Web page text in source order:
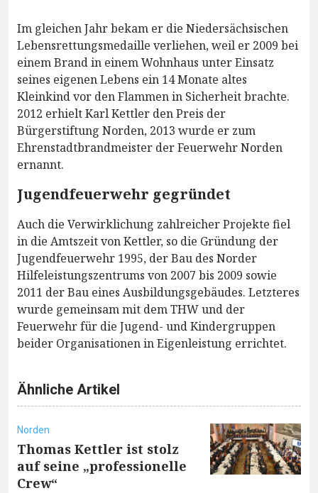
Im gleichen Jahr bekam er die Niedersächsischen
Lebensrettungsmedaille verliehen, weil er 2009 bei
einem Brand in einem Wohnhaus unter Einsatz
seines eigenen Lebens ein 14 Monate altes
Kleinkind vor den Flammen in Sicherheit brachte.
2012 erhielt Karl Kettler den Preis der
Bürgerstiftung Norden, 2013 wurde er zum
Ehrenstadtbrandmeister der Feuerwehr Norden
ernannt.
Jugendfeuerwehr gegründet
Auch die Verwirklichung zahlreicher Projekte fiel
in die Amtszeit von Kettler, so die Gründung der
Jugendfeuerwehr 1995, der Bau des Norder
Hilfeleistungszentrums von 2007 bis 2009 sowie
2011 der Bau eines Ausbildungsgebäudes. Letzteres
wurde gemeinsam mit dem THW und der
Feuerwehr für die Jugend- und Kindergruppen
beider Organisationen in Eigenleistung errichtet.
Ähnliche Artikel
Norden
Thomas Kettler ist stolz
auf seine „professionelle
Crew“